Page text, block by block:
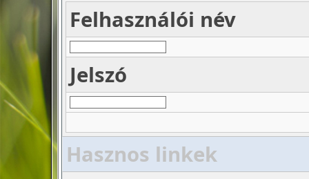
Felhasználói név
Jelszó
Hasznos linkek